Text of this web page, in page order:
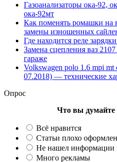
Газоанализаторы ока-92,
ока-92мт
Как поменять ромашки на
замены изношенных
Где находится реле
Замена сцепления ваз
гараже
Volkswagen polo 1.6 mpi
07.2018) — технические
Опрос
Что вы думайте
Всё нравится
Статьи плохо
Не нашел информации
Много рекламы